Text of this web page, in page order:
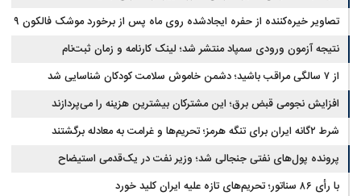
تصاویر خیره‌کننده از حفره ایجادشده روی ماه پس از برخورد موشک فالکون ۹
نتیجه آزمون ورودی سمپاد منتشر شد؛ لینک کارنامه و زمان ثبت‌نام
از ۷ سالگی مراقب باشید؛ دشمن خاموش سلامت کودکان شناسایی شد
افزایش نجومی قبض برق؛ این مشترکان بیشترین هزینه را می‌پردازند
شرط ۲گانه ایران برای تنگه هرمز؛ تحریم‌ها و غرامت به معادله برگشتند
پرونده پول‌های نفتی جنجالی شد؛ وزیر نفت در یک‌قدمی استیضاح
با رأی ۸۶ سناتور؛ تحریم‌های تازه علیه ایران کلید خورد